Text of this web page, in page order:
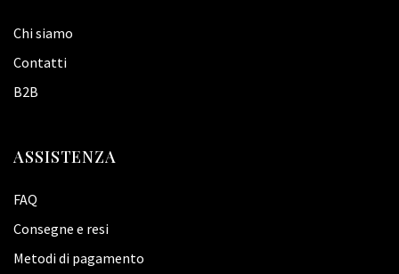
Chi siamo
Contatti
B2B
ASSISTENZA
FAQ
Consegne e resi
Metodi di pagamento